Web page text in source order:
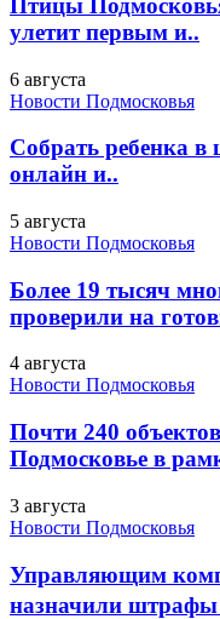
Птицы
улетит первым и..
6 августа
Новости Подмосковья
Собрать ребенка
онлайн и..
5 августа
Новости Подмосковья
Более 19 тысяч
проверили на
4 августа
Новости Подмосковья
Почти 240
Подмосковье в
3 августа
Новости Подмосковья
Управляющим
назначили